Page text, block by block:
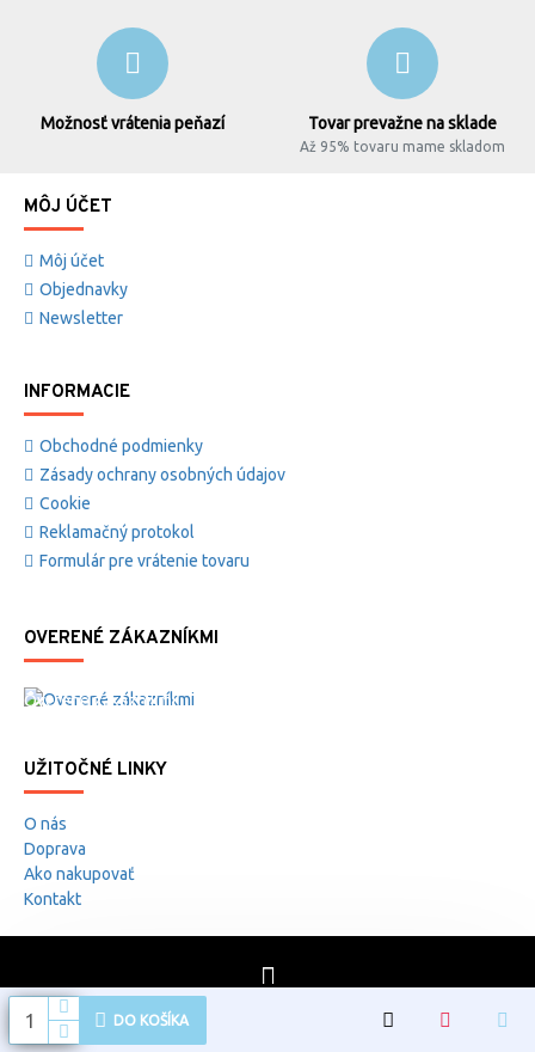
DO KOŠÍKA
Možnosť vrátenia peňazí Tovar prevažne na sklade
Až 95% tovaru mame skladom
MÔJ ÚČET
Môj účet
Objednavky
Newsletter
INFORMACIE
Obchodné podmienky
Zásady ochrany osobných údajov
Cookie
Reklamačný protokol
Formulár pre vrátenie tovaru
OVERENÉ ZÁKAZNÍKMI
Overené zákazníkmi
UŽITOČNÉ LINKY
O nás
Doprava
Ako nakupovať
Kontakt
Copyright 2022 by Bolle-safety.sk Developed by and Marketing